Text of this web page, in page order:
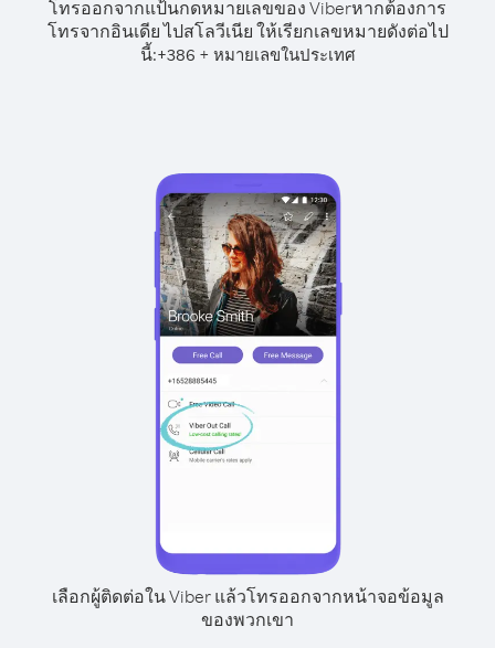
โทรออกจากแป้นกดหมายเลขของ Viberหากต้องการ
โทรจากอินเดีย ไปสโลวีเนีย ให้เรียกเลขหมายดังต่อไป
นี้:+386 + หมายเลขในประเทศ
เลือกผู้ติดต่อใน Viber แล้วโทรออกจากหน้าจอข้อมูล
ของพวกเขา